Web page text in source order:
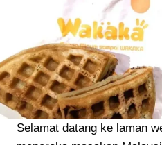
Selamat datang ke laman